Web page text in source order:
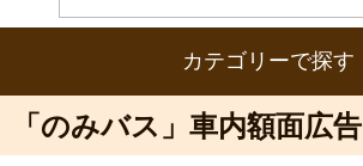
カテゴリーで探す
「のみバス」車内額面広告